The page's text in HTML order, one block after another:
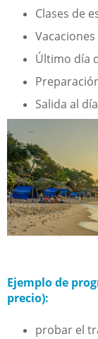
Clases de
Vacaciones
Último día
Salida al
Ejemplo de
precio):
probar el